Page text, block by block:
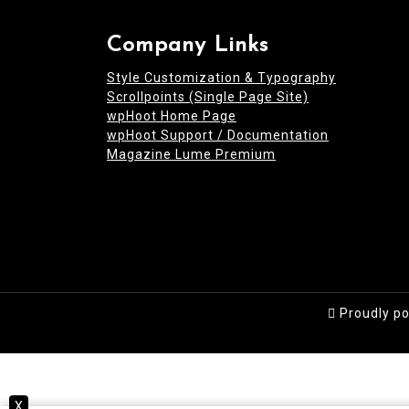
Company Links
Style Customization & Typography
Scrollpoints (Single Page Site)
wpHoot Home Page
wpHoot Support / Documentation
Magazine Lume Premium
Proudly